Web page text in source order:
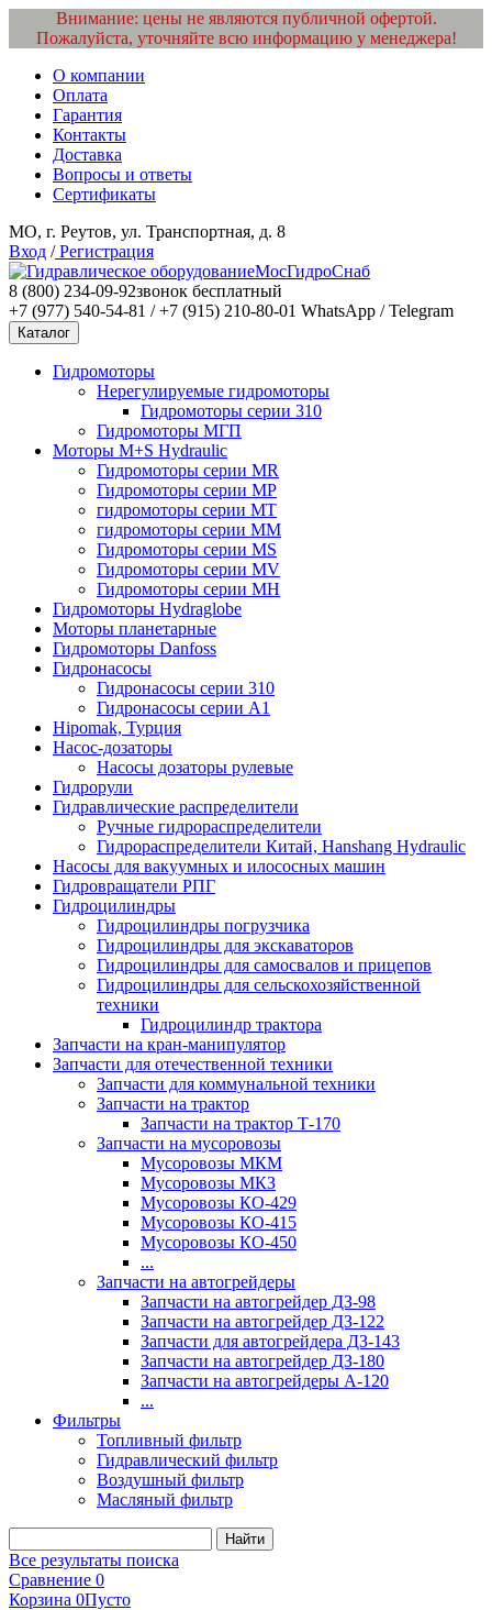
Внимание: цены не являются публичной офертой.
Пожалуйста, уточняйте всю информацию у менеджера!
О компании
Оплата
Гарантия
Контакты
Доставка
Вопросы и ответы
Сертификаты
МО, г. Реутов, ул. Транспортная, д. 8
Вход /Регистрация
МосГидроСнаб
8 (800) 234-09-92звонок бесплатный
+7 (977) 540-54-81 / +7 (915) 210-80-01 WhatsApp / Telegram
Каталог
Гидромоторы
Нерегулируемые гидромоторы
Гидромоторы серии 310
Гидромоторы МГП
Моторы M+S Hydraulic
Гидромоторы серии MR
Гидромоторы серии MP
гидромоторы серии MT
гидромоторы серии MM
Гидромоторы серии MS
Гидромоторы серии MV
Гидромоторы серии MH
Гидромоторы Hydraglobe
Моторы планетарные
Гидромоторы Danfoss
Гидронасосы
Гидронасосы серии 310
Гидронасосы серии А1
Hipomak, Турция
Насос-дозаторы
Насосы дозаторы рулевые
Гидрорули
Гидравлические распределители
Ручные гидрораспределители
Гидрораспределители Китай, Hanshang Hydraulic
Насосы для вакуумных и илососных машин
Гидровращатели РПГ
Гидроцилиндры
Гидроцилиндры погрузчика
Гидроцилиндры для экскаваторов
Гидроцилиндры для самосвалов и прицепов
Гидроцилиндры для сельскохозяйственной
техники
Гидроцилиндр трактора
Запчасти на кран-манипулятор
Запчасти для отечественной техники
Запчасти для коммунальной техники
Запчасти на трактор
Запчасти на трактор Т-170
Запчасти на мусоровозы
Мусоровозы МКМ
Мусоровозы МКЗ
Мусоровозы КО-429
Мусоровозы КО-415
Мусоровозы КО-450
...
Запчасти на автогрейдеры
Запчасти на автогрейдер ДЗ-98
Запчасти на автогрейдер ДЗ-122
Запчасти для автогрейдера ДЗ-143
Запчасти на автогрейдер ДЗ-180
Запчасти на автогрейдеры А-120
...
Фильтры
Топливный фильтр
Гидравлический фильтр
Воздушный фильтр
Масляный фильтр
Все результаты поиска
Сравнение 0
Корзина 0Пусто